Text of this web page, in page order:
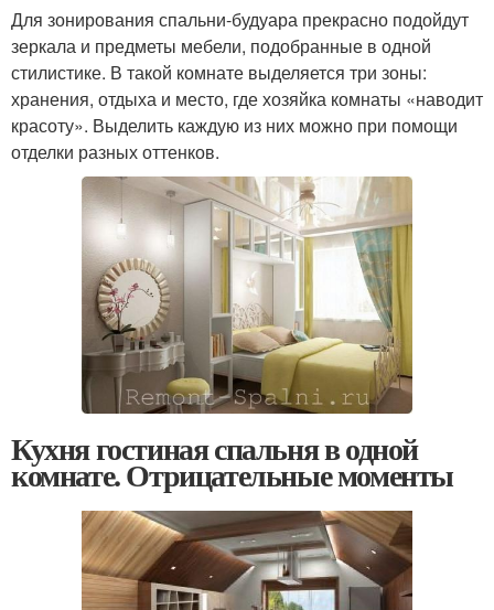
Для зонирования спальни-будуара прекрасно подойдут
зеркала и предметы мебели, подобранные в одной
стилистике. В такой комнате выделяется три зоны:
хранения, отдыха и место, где хозяйка комнаты «наводит
красоту». Выделить каждую из них можно при помощи
отделки разных оттенков.
Кухня гостиная спальня в одной
комнате. Отрицательные моменты